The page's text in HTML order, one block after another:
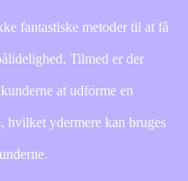
fantastiske metoder til at få
Tilmed er der
at udforme en
hvilket ydermere kan bruges